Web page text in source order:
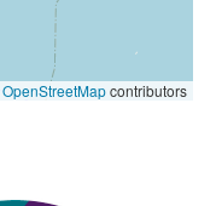
OpenStreetMapcontributors